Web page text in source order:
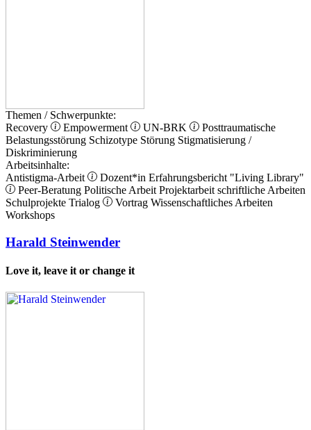
Themen / Schwerpunkte:
Recovery
Empowerment UN-BRK
Posttraumatische
Belastungsstörung Schizotype Störung Stigmatisierung /
Diskriminierung
Arbeitsinhalte:
Antistigma-Arbeit
Dozent*in Erfahrungsbericht "Living Library"
Peer-Beratung Politische Arbeit Projektarbeit schriftliche Arbeiten
Schulprojekte Trialog Vortrag Wissenschaftliches Arbeiten
Workshops
Harald Steinwender
Love it, leave it or change it